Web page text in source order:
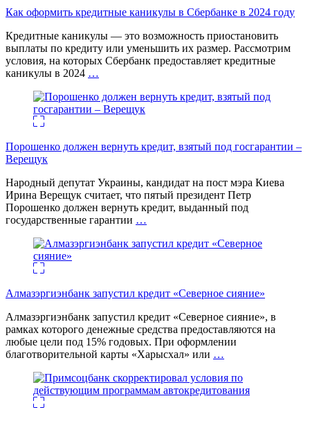
Как оформить кредитные каникулы в Сбербанке в 2024 году
Кредитные каникулы — это возможность приостановить
выплаты по кредиту или уменьшить их размер. Рассмотрим
условия, на которых Сбербанк предоставляет кредитные
каникулы в 2024 …
Порошенко должен вернуть кредит, взятый под госгарантии –
Верещук
Народный депутат Украины, кандидат на пост мэра Киева
Ирина Верещук считает, что пятый президент Петр
Порошенко должен вернуть кредит, выданный под
государственные гарантии …
Алмазэргиэнбанк запустил кредит «Северное сияние»
Алмазэргиэнбанк запустил кредит «Северное сияние», в
рамках которого денежные средства предоставляются на
любые цели под 15% годовых. При оформлении
благотворительной карты «Харысхал» или …